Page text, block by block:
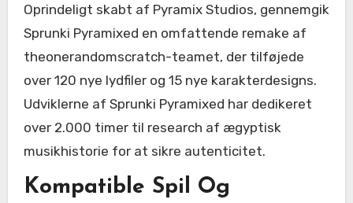
Oprindeligt skabt af Pyramix Studios, gennemgik
Sprunki Pyramixed en omfattende remake af
theonerandomscratch-teamet, der tilføjede
over 120 nye lydfiler og 15 nye karakterdesigns.
Udviklerne af Sprunki Pyramixed har dedikeret
over 2.000 timer til research af ægyptisk
musikhistorie for at sikre autenticitet.
Kompatible Spil Og